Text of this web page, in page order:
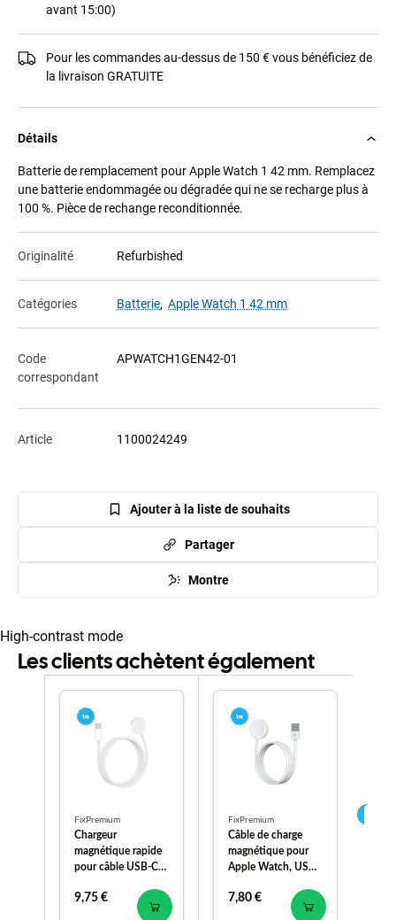
avant 15:00)
Pour les commandes au-dessus de 150 € vous bénéficiez de
la livraison GRATUITE
Détails
Batterie de remplacement pour Apple Watch 1 42 mm. Remplacez
une batterie endommagée ou dégradée qui ne se recharge plus à
100 %. Pièce de rechange reconditionnée.
Originalité Refurbished
Catégories Batterie, Apple Watch 1 42 mm
Code
correspondant
APWATCH1GEN42-01
Article 1100024249
Ajouter à la liste de souhaits
Partager
Montre
High-contrast mode
Les clients achètent également
FixPremium
Chargeur
magnétique rapide
pour câble USB-C
1 m, aluminium,
9,75 €
FixPremium
Câble de charge
magnétique pour
Apple Watch, USB-
bulk
7,80 €